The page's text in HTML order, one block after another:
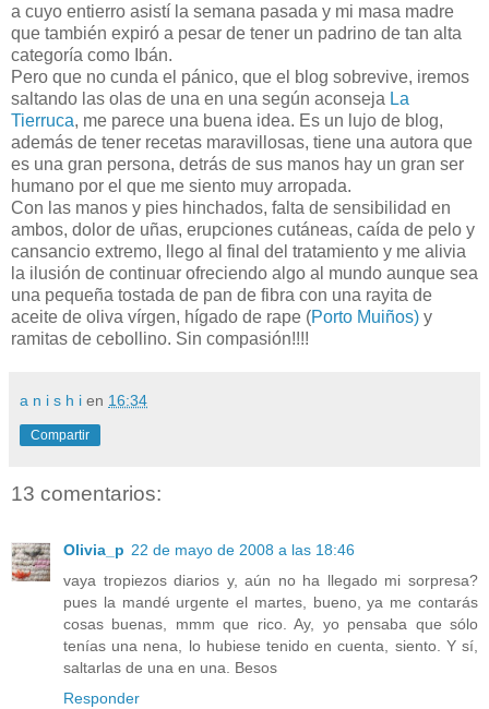
a cuyo entierro asistí la semana pasada y mi masa madre
que también expiró a pesar de tener un padrino de tan alta
categoría como Ibán.
Pero que no cunda el pánico, que el blog sobrevive, iremos
saltando las olas de una en una según aconseja La
Tierruca, me parece una buena idea. Es un lujo de blog,
además de tener recetas maravillosas, tiene una autora que
es una gran persona, detrás de sus manos hay un gran ser
humano por el que me siento muy arropada.
Con las manos y pies hinchados, falta de sensibilidad en
ambos, dolor de uñas, erupciones cutáneas, caída de pelo y
cansancio extremo, llego al final del tratamiento y me alivia
la ilusión de continuar ofreciendo algo al mundo aunque sea
una pequeña tostada de pan de fibra con una rayita de
aceite de oliva vírgen, hígado de rape (Porto Muiños) y
ramitas de cebollino. Sin compasión!!!!
a n i s h i en 16:34
Compartir
13 comentarios:
Olivia_p 22 de mayo de 2008 a las 18:46
vaya tropiezos diarios y, aún no ha llegado mi sorpresa?
pues la mandé urgente el martes, bueno, ya me contarás
cosas buenas, mmm que rico. Ay, yo pensaba que sólo
tenías una nena, lo hubiese tenido en cuenta, siento. Y sí,
saltarlas de una en una. Besos
Responder